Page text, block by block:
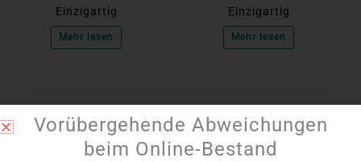
Einzigartig
Mehr lesen
Einzigartig
Mehr lesen
Vorübergehende Abweichungen
beim Online-Bestand